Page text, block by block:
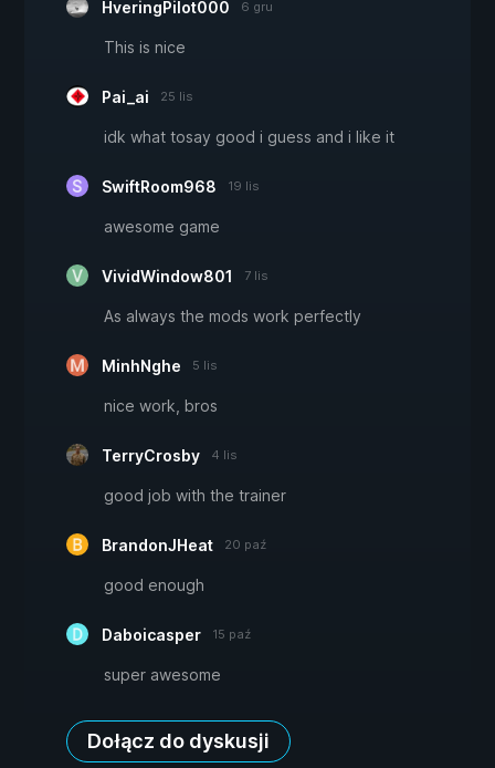
HveringPilot000 6 gru
This is nice
Pai_ai 25 lis
idk what tosay good i guess and i like it
SwiftRoom968 19 lis
awesome game
VividWindow801 7 lis
As always the mods work perfectly
MinhNghe 5 lis
nice work, bros
TerryCrosby 4 lis
good job with the trainer
BrandonJHeat 20 paź
good enough
Daboicasper 15 paź
super awesome
Dołącz do dyskusji